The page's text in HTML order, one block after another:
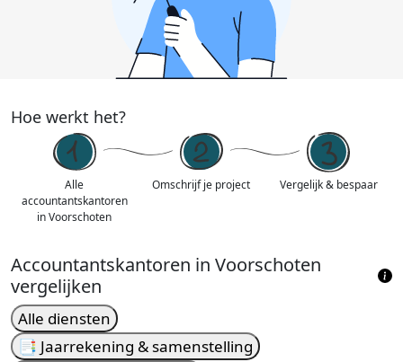
Hoe werkt het?
Alle
accountantskantoren
in Voorschoten
Omschrijf je project Vergelijk & bespaar
Accountantskantoren in Voorschoten
vergelijken
Alle diensten
📑 Jaarrekening & samenstelling